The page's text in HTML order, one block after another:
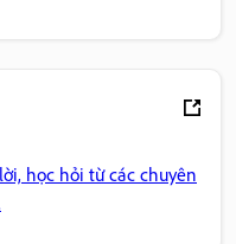
học hỏi từ các chuyên